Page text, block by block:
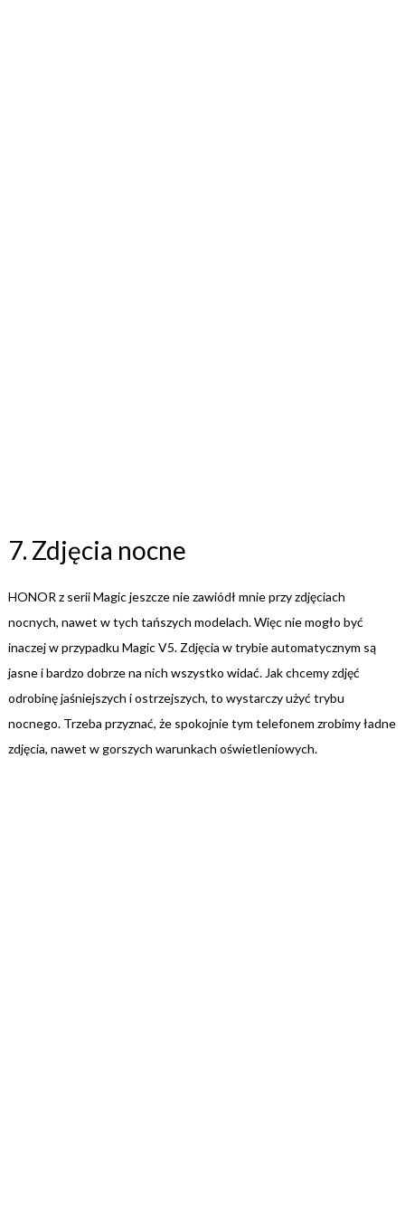
7. Zdjęcia nocne
HONOR z serii Magic jeszcze nie zawiódł mnie przy zdjęciach
nocnych, nawet w tych tańszych modelach. Więc nie mogło być
inaczej w przypadku Magic V5. Zdjęcia w trybie automatycznym są
jasne i bardzo dobrze na nich wszystko widać. Jak chcemy zdjęć
odrobinę jaśniejszych i ostrzejszych, to wystarczy użyć trybu
nocnego. Trzeba przyznać, że spokojnie tym telefonem zrobimy ładne
zdjęcia, nawet w gorszych warunkach oświetleniowych.